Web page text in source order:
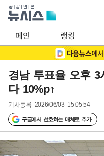
메인 랭킹
경남 투표율 오후
다 10%p↑
기사등록 2026/06/03 15:05:54
구글에서 선호하는 매체로 추가